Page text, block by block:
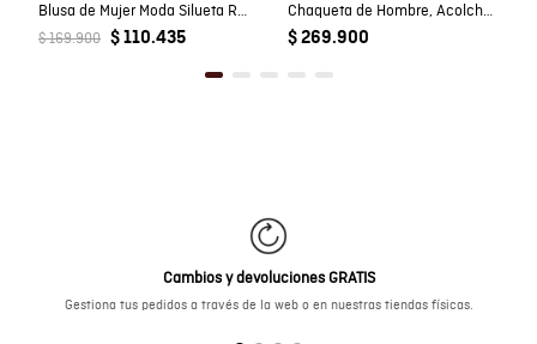
Blusa de Mujer Moda Silueta Recta Manga Sisa con Bordados Tela Suede en Mezcla de Poliéster
$ 169.900 $ 110.435
Chaqueta de Hombre, Acolchada - TOGS
$ 269.900
Cambios y devoluciones GRATIS
Gestiona tus pedidos a través de la web o en nuestras tiendas físicas.